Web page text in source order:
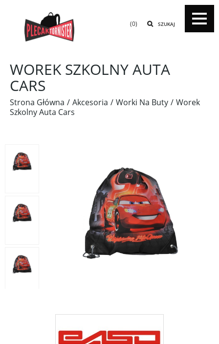
SZUKAJ
(0)
WOREK SZKOLNY AUTA
CARS
Strona Główna Akcesoria Worki Na Buty
Worek
Szkolny Auta Cars